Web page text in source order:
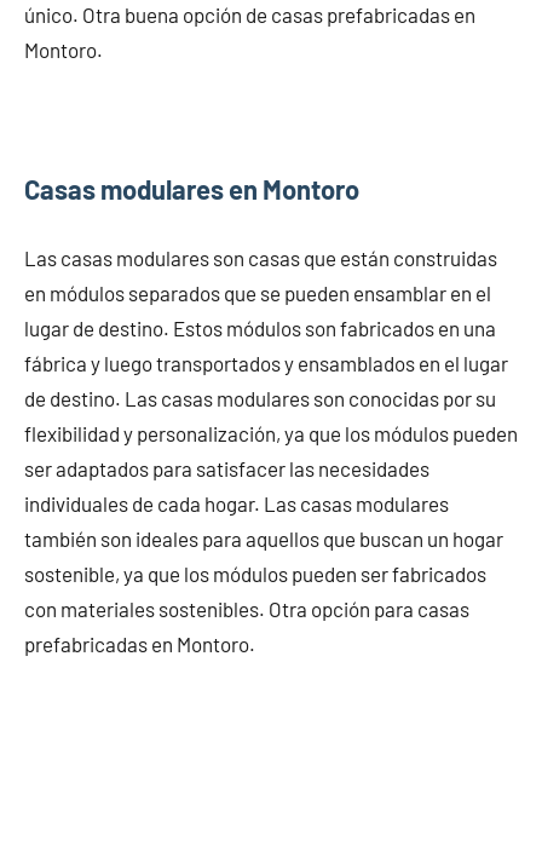
único. Otra buena opción de casas prefabricadas en
Montoro.
Casas modulares en Montoro
Las casas modulares son casas que están construidas
en módulos separados que se pueden ensamblar en el
lugar de destino. Estos módulos son fabricados en una
fábrica y luego transportados y ensamblados en el lugar
de destino. Las casas modulares son conocidas por su
flexibilidad y personalización, ya que los módulos pueden
ser adaptados para satisfacer las necesidades
individuales de cada hogar. Las casas modulares
también son ideales para aquellos que buscan un hogar
sostenible, ya que los módulos pueden ser fabricados
con materiales sostenibles. Otra opción para casas
prefabricadas en Montoro.